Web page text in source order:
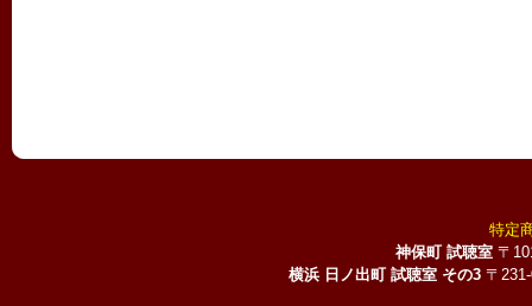
特定
神保町 試聴室 〒
横浜 日ノ出町 試聴室 その3 〒